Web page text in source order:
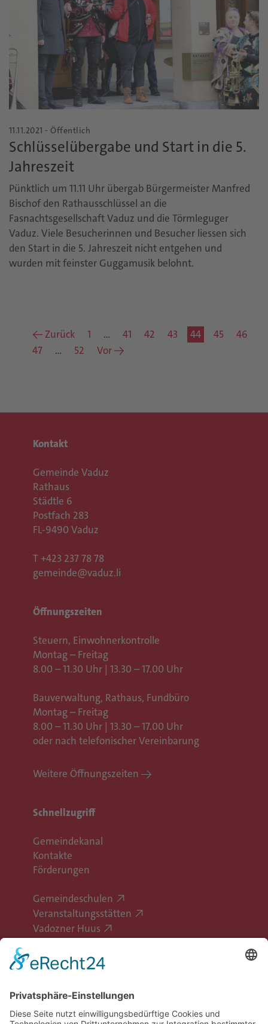
11.11.2021 - Öffentlich
Schlüsselübergabe und Start in die 5.
Jahreszeit
Pünktlich um 11.11 Uhr übergab Bürgermeister Manfred
Bischof den Rathausschlüssel an die
Fasnachtsgesellschaft Vaduz und die Törmleguger
Vaduz. Viele Besucherinnen und Besucher liessen sich
den Start in die 5. Jahreszeit nicht entgehen und
wurden mit feinster Guggamusik belohnt.
← Zurück 1 … 41 42 43 44 45
46
47
… 52 Vor →
Kontakt
Gemeinde Vaduz
Rathaus
Städtle 6
Postfach 283
FL-9490 Vaduz
T +423 237 78 78
gemeinde@vaduz.li
Öffnungszeiten
Steuern, Einwohnerkontrolle
Montag – Freitag
8.00 – 11.30 Uhr | 13.30 – 17.00 Uhr
Bauverwaltung, Rathaus, Fundbüro
Montag – Freitag
8.00 – 11.30 Uhr | 13.30 – 17.00 Uhr
oder nach telefonischer Vereinbarung
Weitere Öffnungszeiten
Schnellzugriff
Gemeindekanal
Kontakte
Förderungen
Gemeindeschulen
Veranstaltungsstätten
Vadozner Huus